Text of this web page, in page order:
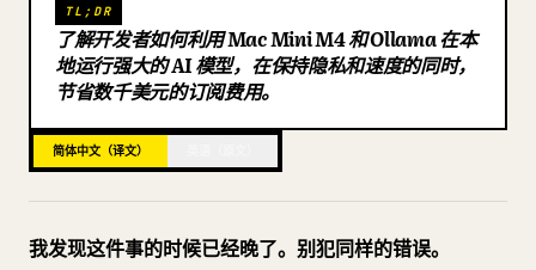
博客
更新
TL;DR
了解开发者如何利用 Mac Mini M4 和 Ollama 在本
地运行强大的 AI 模型，在保持隐私和速度的同时，
节省数千美元的订阅费用。
简体中文（译文）
我发现这件事的时候已经晚了。别犯同样的错误。